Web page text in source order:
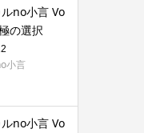
ルno小言 Vo
の選択
小言
ルno小言 Vo